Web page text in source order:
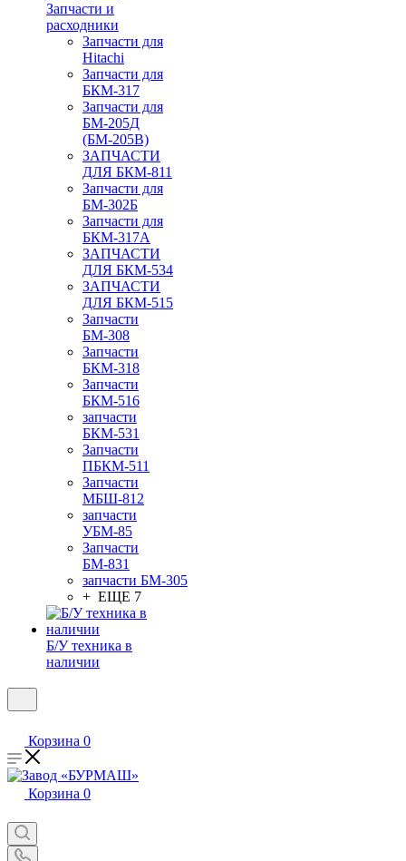
Запчасти и
расходники
Запчасти для
Hitachi
Запчасти для
БКМ-317
Запчасти для
БМ-205Д
(БМ-205В)
ЗАПЧАСТИ
ДЛЯ БКМ-811
Запчасти для
БМ-302Б
Запчасти для
БКМ-317А
ЗАПЧАСТИ
ДЛЯ БКМ-534
ЗАПЧАСТИ
ДЛЯ БКМ-515
Запчасти
БМ-308
Запчасти
БКМ-318
Запчасти
БКМ-516
запчасти
БКМ-531
Запчасти
ПБКМ-511
Запчасти
МБШ-812
запчасти
УБМ-85
Запчасти
БМ-831
запчасти БМ-305
+ ЕЩЕ 7
Б/У техника в
наличии
Корзина 0
Корзина 0